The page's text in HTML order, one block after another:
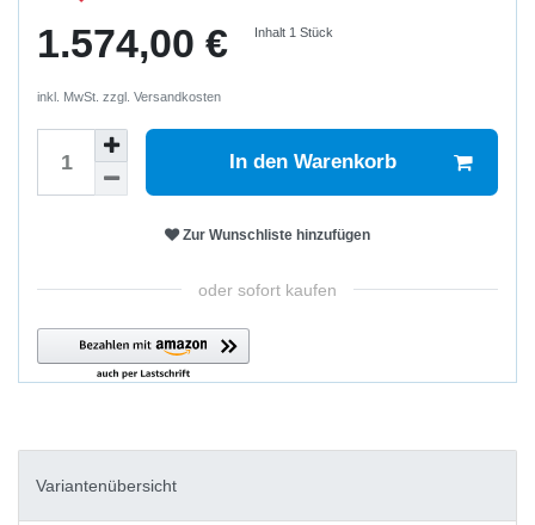
1.574,00 € Inhalt 1Stück
inkl. MwSt. zzgl. Versandkosten
In den Warenkorb
Zur Wunschliste hinzufügen
oder sofort kaufen
Variantenübersicht